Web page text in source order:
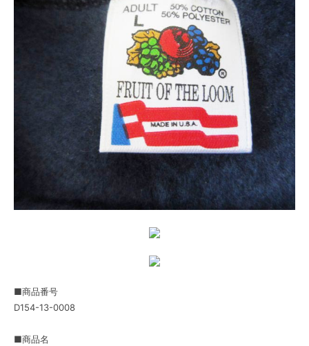
■商品番号
D154-13-0008
■商品名